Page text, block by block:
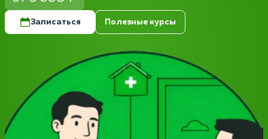
Записаться Полезные курсы